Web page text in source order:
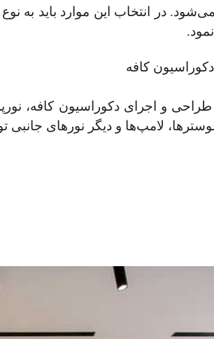
در انتخاب این موارد باید به
و اجرای دکوراسیون کافه،
لامپ‌ها و دیگر نورهای